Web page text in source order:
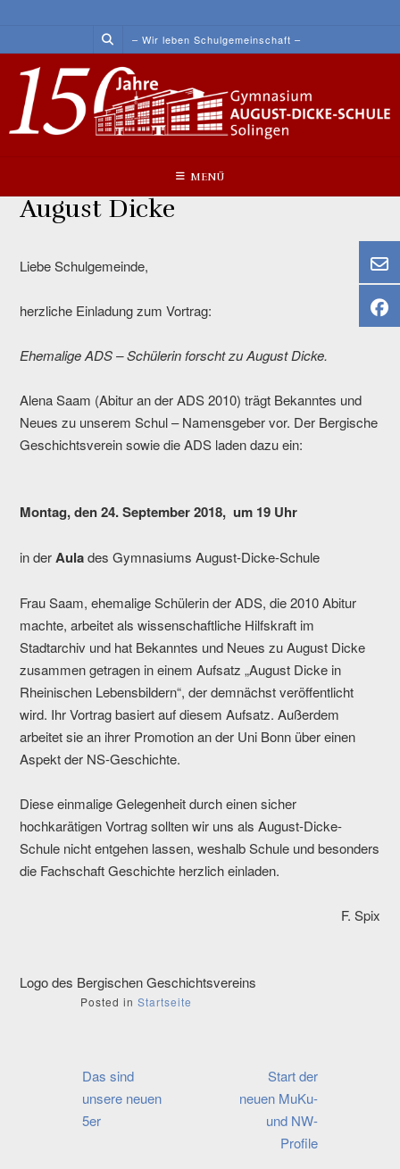
content
– Wir leben Schulgemeinschaft –
MENÜ
August Dicke
Liebe Schulgemeinde,
herzliche Einladung zum Vortrag:
Ehemalige ADS – Schülerin forscht zu August Dicke.
Alena Saam (Abitur an der ADS 2010) trägt Bekanntes und
Neues zu unserem Schul – Namensgeber vor. Der Bergische
Geschichtsverein sowie die ADS laden dazu ein:
Montag, den 24. September 2018,um 19 Uhr
in der Aulades Gymnasiums August-Dicke-Schule
Frau Saam, ehemalige Schülerin der ADS, die 2010 Abitur
machte, arbeitet als wissenschaftliche Hilfskraft im
Stadtarchiv und hat Bekanntes und Neues zu August Dicke
zusammen getragen in einem Aufsatz „August Dicke in
Rheinischen Lebensbildern“, der demnächst veröffentlicht
wird. Ihr Vortrag basiert auf diesem Aufsatz. Außerdem
arbeitet sie an ihrer Promotion an der Uni Bonn über einen
Aspekt der NS-Geschichte.
Diese einmalige Gelegenheit durch einen sicher
hochkarätigen Vortrag sollten wir uns als August-Dicke-
Schule nicht entgehen lassen, weshalb Schule und besonders
die Fachschaft Geschichte herzlich einladen.
F. Spix
Logo des Bergischen Geschichtsvereins
Posted in Startseite
Beitragsnavigation
Das sind
unsere neuen
5er
Start der
neuen MuKu-
und NW-
Profile